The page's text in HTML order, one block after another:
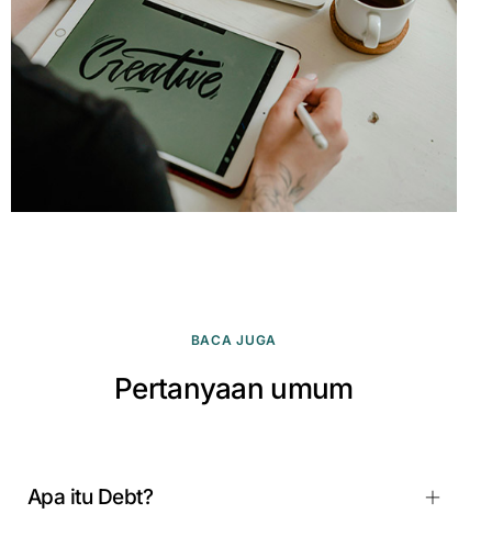
BACA JUGA
Pertanyaan umum
Apa itu Debt?